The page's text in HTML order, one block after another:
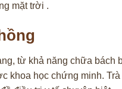
mặt trời .
từ khả năng chữa bách
khoa học chứng minh.